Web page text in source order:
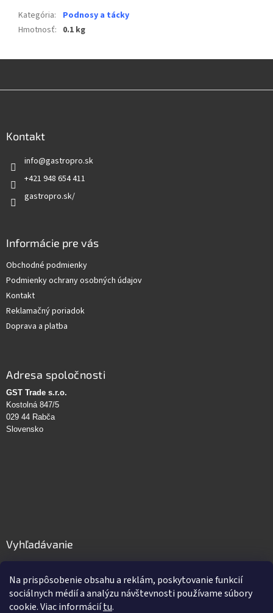
Na prispôsobenie obsahu a reklám, poskytovanie funkcií
sociálnych médií a analýzu návštevnosti používame súbory
cookie. Viac informáciítu.
Kategória:
Podnosy a tácky
Hmotnosť: 0.1 kg
Kontakt
info@gastropro.sk
+421 948 654 411
gastropro.sk/
Informácie pre vás
Obchodné podmienky
Podmienky ochrany osobných údajov
Kontakt
Reklamačný poriadok
Doprava a platba
Adresa spoločnosti
GST Trade s.r.o.
Kostolná 847/5
029 44 Rabča
Slovensko
Vyhľadávanie
HĽADAŤ